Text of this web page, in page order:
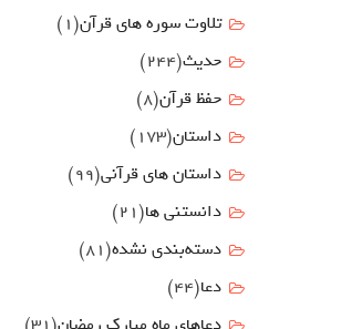
تلاوت سوره های قرآن(1)
حدیث(244)
حفظ قرآن(8)
داستان(173)
داستان های قرآنی(99)
دانستنی ها(21)
دسته‌بندی نشده(81)
دعا(44)